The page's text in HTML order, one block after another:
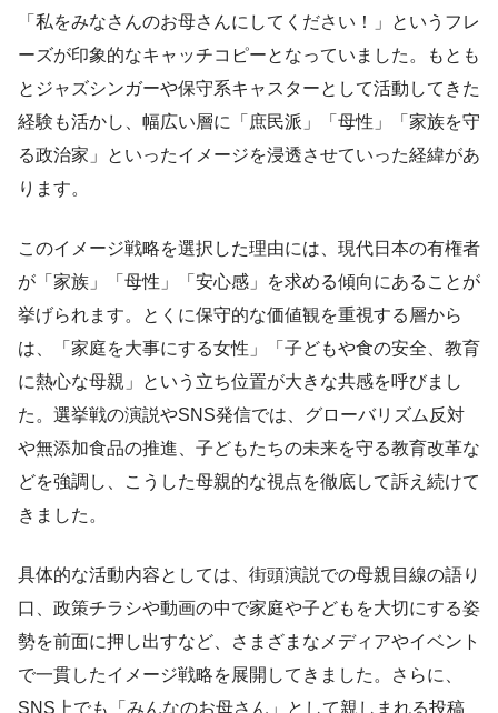
「私をみなさんのお母さんにしてください！」というフレ
ーズが印象的なキャッチコピーとなっていました。もとも
とジャズシンガーや保守系キャスターとして活動してきた
経験も活かし、幅広い層に「庶民派」「母性」「家族を守
る政治家」といったイメージを浸透させていった経緯があ
ります。
このイメージ戦略を選択した理由には、現代日本の有権者
が「家族」「母性」「安心感」を求める傾向にあることが
挙げられます。とくに保守的な価値観を重視する層から
は、「家庭を大事にする女性」「子どもや食の安全、教育
に熱心な母親」という立ち位置が大きな共感を呼びまし
た。選挙戦の演説やSNS発信では、グローバリズム反対
や無添加食品の推進、子どもたちの未来を守る教育改革な
どを強調し、こうした母親的な視点を徹底して訴え続けて
きました。
具体的な活動内容としては、街頭演説での母親目線の語り
口、政策チラシや動画の中で家庭や子どもを大切にする姿
勢を前面に押し出すなど、さまざまなメディアやイベント
で一貫したイメージ戦略を展開してきました。さらに、
SNS上でも「みんなのお母さん」として親しまれる投稿